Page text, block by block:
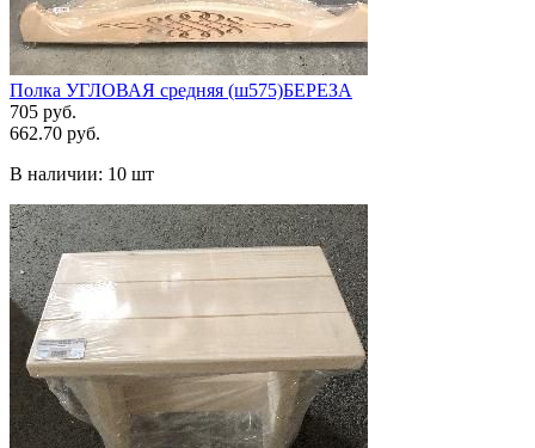
Полка УГЛОВАЯ средняя (ш575)БЕРЕЗА
705 руб.
662.70 руб.
В наличии: 10 шт